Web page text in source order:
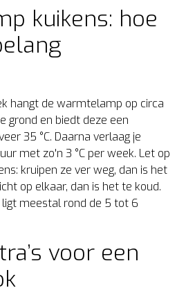
kuikens: hoe
hangt de warmtelamp op circa
grond en biedt deze een
35 °C. Daarna verlaag je
met zo'n 3 °C per week. Let op
kruipen ze ver weg, dan is het
op elkaar, dan is het te koud.
meestal rond de 5 tot 6
voor een